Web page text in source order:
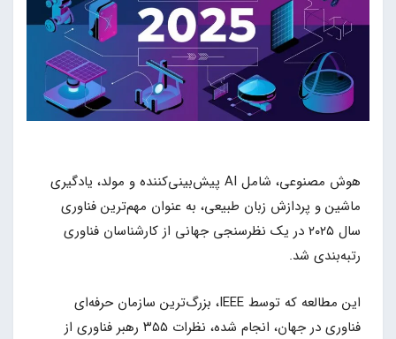
هوش مصنوعی، شامل AI پیش‌بینی‌کننده و مولد، یادگیری
ماشین و پردازش زبان طبیعی، به عنوان مهم‌ترین فناوری
سال ۲۰۲۵ در یک نظرسنجی جهانی از کارشناسان فناوری
رتبه‌بندی شد.
این مطالعه که توسط IEEE، بزرگ‌ترین سازمان حرفه‌ای
فناوری در جهان، انجام شده، نظرات ۳۵۵ رهبر فناوری از